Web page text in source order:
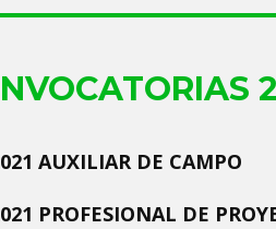
AUXILIAR DE CAMPO
PROFESIONAL DE